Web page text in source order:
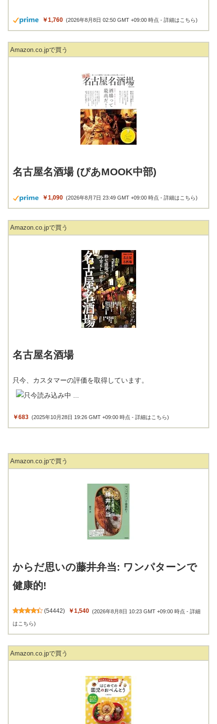
￥1,760 (2026年8月8日 02:50 GMT +09:00 時点 -詳細はこちら)
Amazon.co.jpで買う
名古屋名酒場 (ぴあMOOK中部)
￥1,090 (2026年8月7日 23:49 GMT +09:00 時点 -詳細はこちら)
Amazon.co.jpで買う
名古屋名酒場
只今、カスタマーの評価を取得しています。
￥683 (2025年10月28日 19:26 GMT +09:00 時点 -詳細はこちら)
Amazon.co.jpで買う
からだ思いの藤井弁当: ワンパターンで
健康的!
(54442) ￥1,540 (2026年8月8日 10:23 GMT +09:00 時点 -詳細
はこちら)
Amazon.co.jpで買う